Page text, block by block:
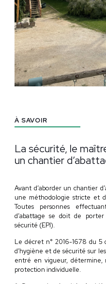
À SAVOIR
La sécurité, le
un chantier
Avant d’aborder un chantier
une méthodologie stricte et
Toutes personnes
d’abattage se doit de
sécurité (EPI).
Le décret n° 2016-1678 du 5
d’hygiène et de sécurité sur
entré en vigueur, détermine,
protection individuelle.